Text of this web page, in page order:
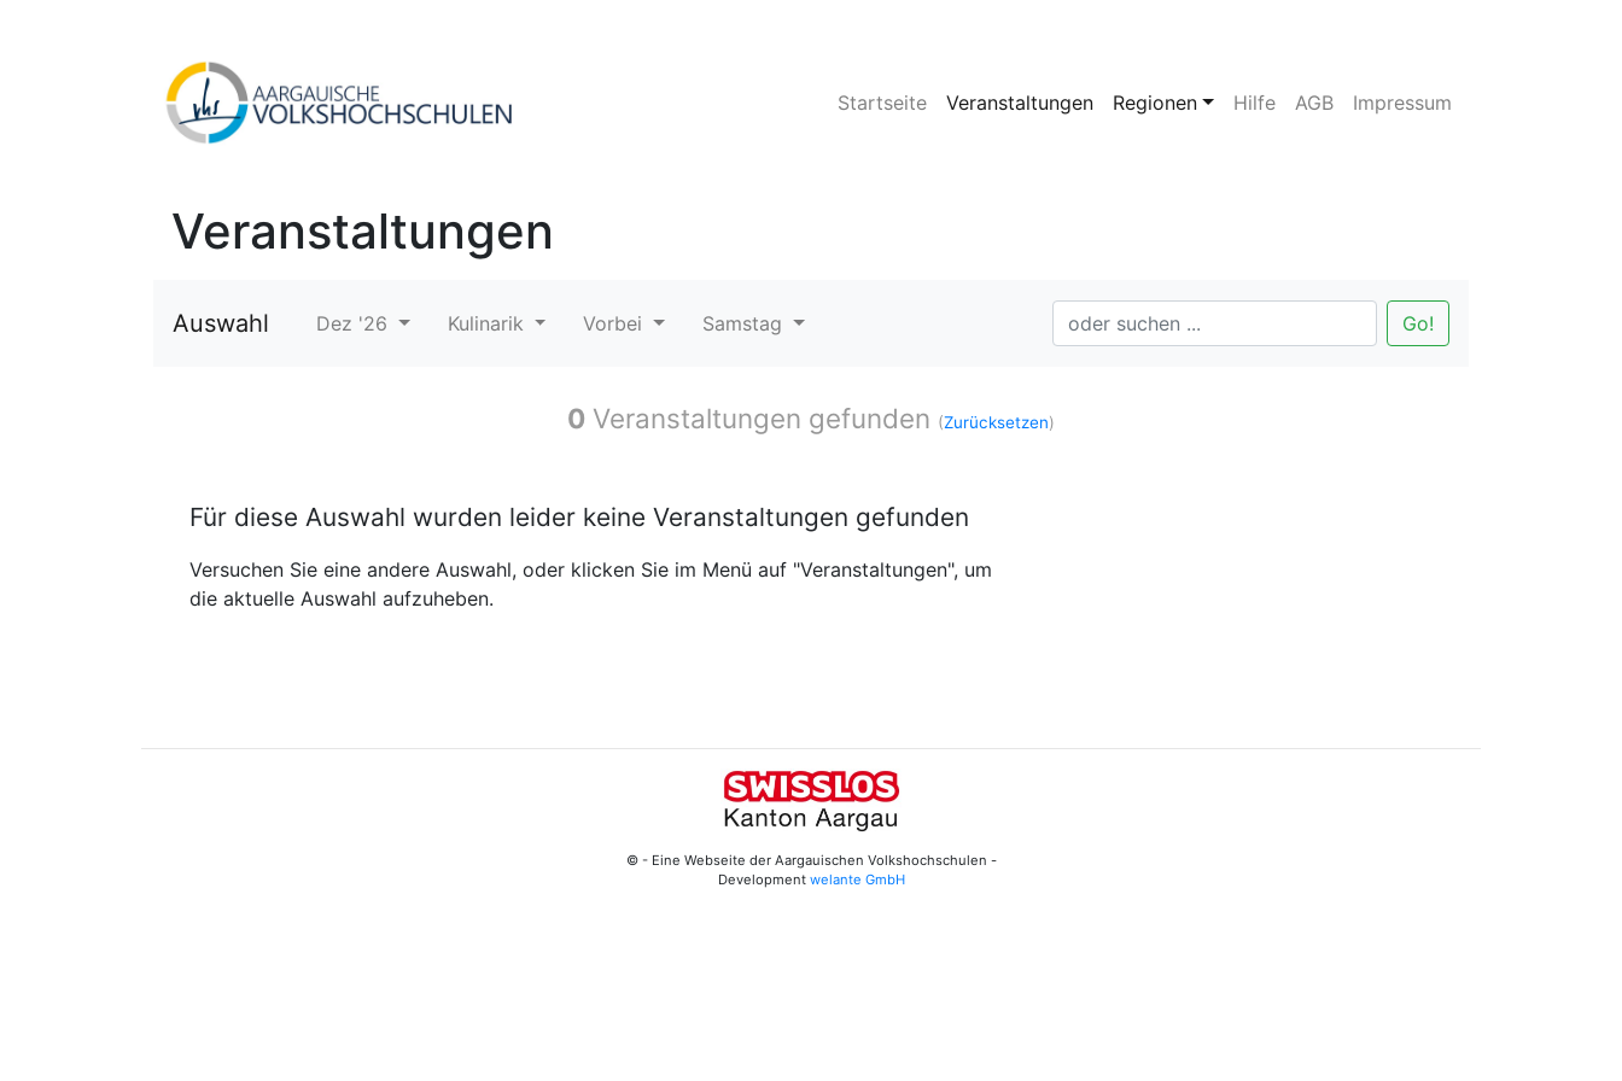
Startseite Veranstaltungen Regionen Hilfe AGB Impressum
Veranstaltungen
Auswahl Dez '26 Kulinarik Vorbei Samstag Go!
0 Veranstaltungen gefunden (Zurücksetzen)
Für diese Auswahl wurden leider keine Veranstaltungen gefunden
Versuchen Sie eine andere Auswahl, oder klicken Sie im Menü auf "Veranstaltungen", um
die aktuelle Auswahl aufzuheben.
© - Eine Webseite der Aargauischen Volkshochschulen -
Development welante GmbH